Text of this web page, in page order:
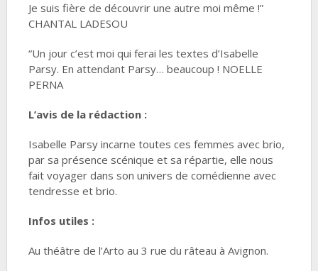
Je suis fière de découvrir une autre moi même !”
CHANTAL LADESOU
“Un jour c’est moi qui ferai les textes d’Isabelle
Parsy. En attendant Parsy… beaucoup ! NOELLE
PERNA
L’avis de la rédaction :
Isabelle Parsy incarne toutes ces femmes avec brio,
par sa présence scénique et sa répartie, elle nous
fait voyager dans son univers de comédienne avec
tendresse et brio.
Infos utiles :
Au théâtre de l’Arto au 3 rue du râteau à Avignon.